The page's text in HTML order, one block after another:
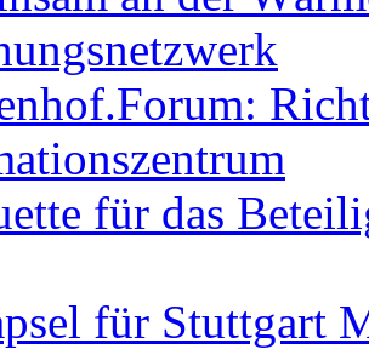
für das
für Stuttgart